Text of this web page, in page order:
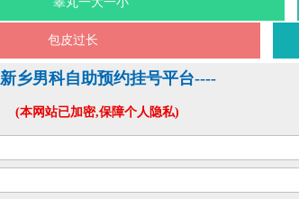
包皮过长
乡男科自助预约挂号平台----
(本网站已加密,保障个人隐私)